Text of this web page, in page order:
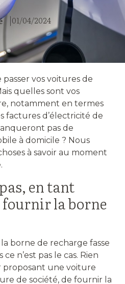
01/04/2024
passer vos voitures de
quelles sont vos
notamment en termes
factures d’électricité de
pas de
à domicile ? Nous
à savoir au moment
en tant
fournir la borne
borne de recharge fasse
n’est pas le cas. Rien
proposant une voiture
de société, de fournir la